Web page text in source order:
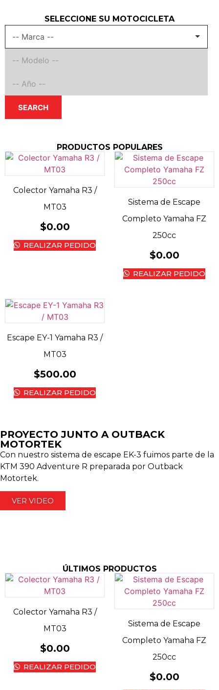
SELECCIONE SU MOTOCICLETA
SEARCH
PRODUCTOS POPULARES
Colector Yamaha R3 /
MT03
$0.00
REALIZAR PEDIDO
Sistema de Escape
Completo Yamaha FZ
250cc
$0.00
REALIZAR PEDIDO
Escape EY-1 Yamaha R3 /
MT03
$500.00
REALIZAR PEDIDO
PROYECTO JUNTO A OUTBACK
MOTORTEK ​
Con nuestro sistema de escape EK-3 fuimos parte de la
KTM 390 Adventure R preparada por Outback
Motortek.
VER VIDEO
ÚLTIMOS PRODUCTOS
Colector Yamaha R3 /
MT03
$0.00
REALIZAR PEDIDO
Sistema de Escape
Completo Yamaha FZ
250cc
$0.00